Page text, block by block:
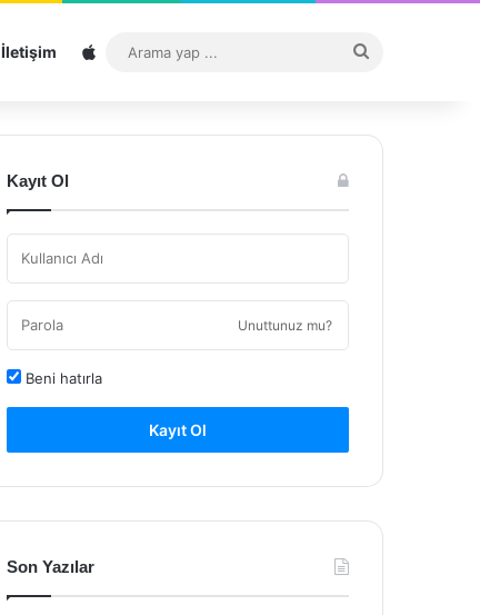
İletişim Sitemap
...
Kayıt Ol
Unuttunuz mu?
Beni hatırla
Kayıt Ol
Son Yazılar